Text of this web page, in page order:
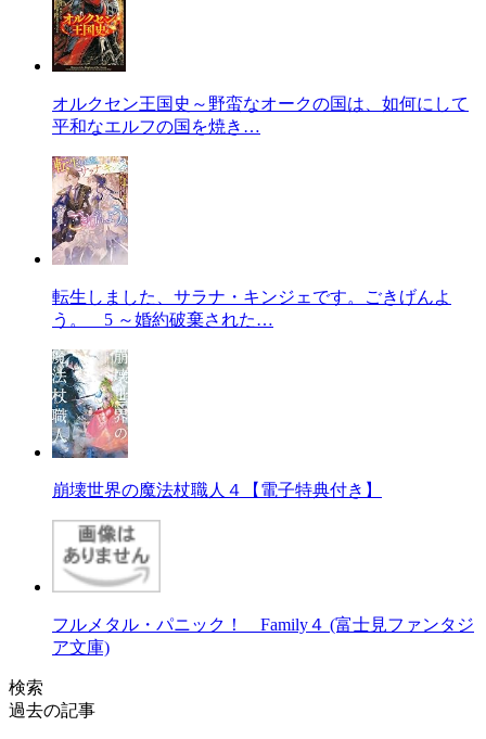
オルクセン王国史～野蛮なオークの国は、如何にして
平和なエルフの国を焼き…
転生しました、サラナ・キンジェです。ごきげんよ
う。 5 ～婚約破棄された…
崩壊世界の魔法杖職人４【電子特典付き】
フルメタル・パニック！ Family４ (富士見ファンタジ
ア文庫)
検索
過去の記事